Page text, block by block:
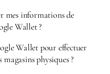
mes informations de
Wallet ?
Wallet pour effectuer
magasins physiques ?